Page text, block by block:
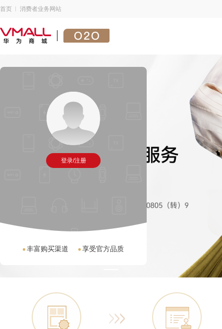
首页 消费者业务网站
登录/注册
丰富购买渠道 享受官方品质